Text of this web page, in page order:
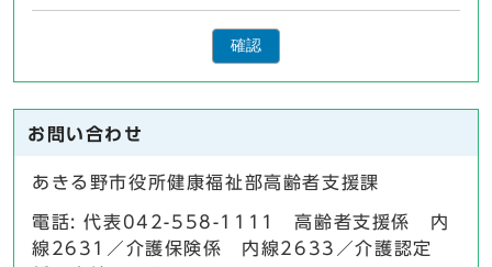
確認
お問い合わせ
あきる野市役所健康福祉部高齢者支援課
電話: 代表042-558-1111 高齢者支援係 内
線2631／介護保険係 内線2633／介護認定